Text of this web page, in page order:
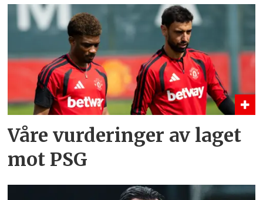
Våre vurderinger av laget
mot PSG